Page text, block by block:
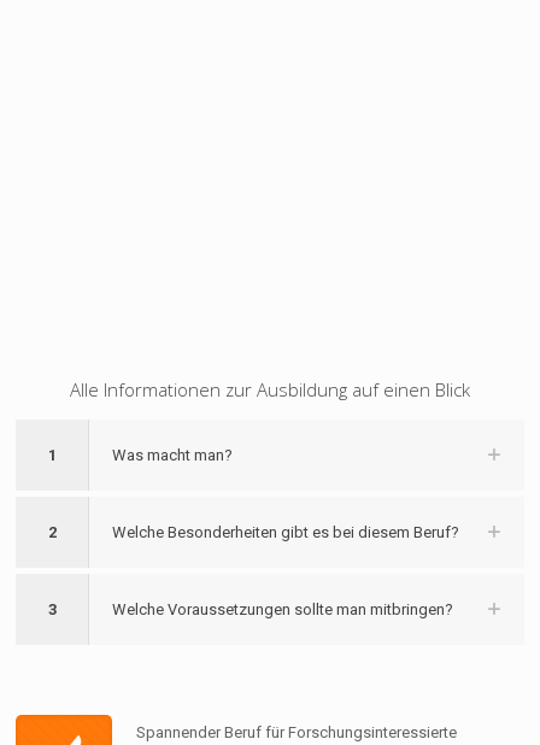
Alle Informationen zur Ausbildung auf einen Blick
1 Was macht man?
2 Welche Besonderheiten gibt es bei diesem Beruf?
3 Welche Voraussetzungen sollte man mitbringen?
Spannender Beruf für Forschungsinteressierte